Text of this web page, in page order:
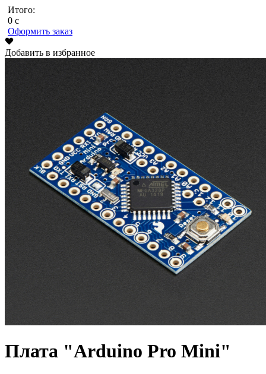
Итого:
0 c
Оформить заказ
Добавить в избранное
Плата "Arduino Pro Mini"